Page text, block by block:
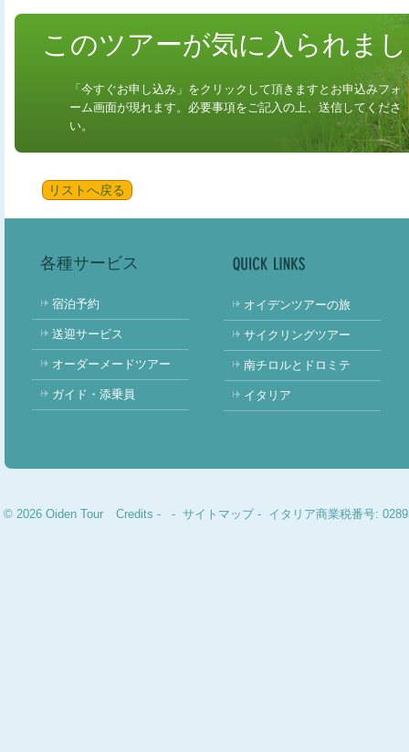
このツアーが気に入られま
「今すぐお申し込み」をクリックして頂きますとお申込みフォ
ーム画面が現れます。必要事項をご記入の上、送信してくださ
い。
リストへ戻る
各種サービス
宿泊予約
送迎サービス
オーダーメードツアー
ガイド・添乗員
オイデンツアーの旅
サイクリングツアー
南チロルとドロミテ
イタリア
© 2026 Oiden Tour Credits - -サイトマップ- イタリア商業税番号: